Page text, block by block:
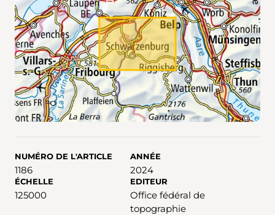
NUMÉRO DE L'ARTICLE
1186
ANNÉE
2024
ÉCHELLE
125000
EDITEUR
Office fédéral de
topographie